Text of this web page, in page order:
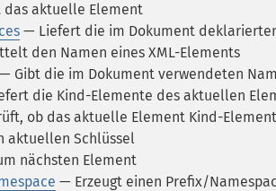
aktuelle Element
— Liefert die im Dokument
den Namen eines XML-Elements
— Gibt die im Dokument verwendeten
die Kind-Elemente des aktuellen
ob das aktuelle Element Kind-
aktuellen Schlüssel
nächsten Element
— Erzeugt einen Prefix/